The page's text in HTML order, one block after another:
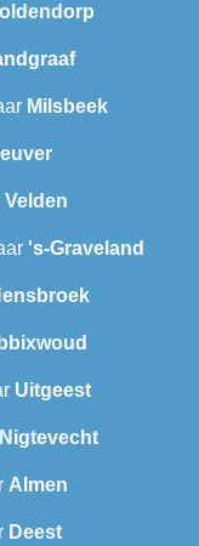
Milsbeek
Velden
's-Graveland
Uitgeest
Nigtevecht
Almen
Deest